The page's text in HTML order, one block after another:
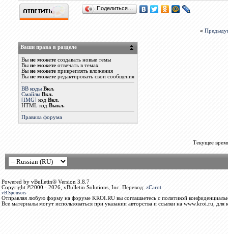
Поделиться…
«
Ваши права в разделе
Вы не можетесоздавать новые темы
Вы не можетеотвечать в темах
Вы не можетеприкреплять вложения
Вы не можетередактировать свои сообщения
BB коды Вкл.
Смайлы Вкл.
[IMG] код Вкл.
HTML код Выкл.
Правила форума
Текущее
Powered by vBulletin® Version 3.8.7
Copyright ©2000 - 2026, vBulletin Solutions, Inc. Перевод: zCarot
vB.Sponsors
Отправляя любую форму на форуме KROI.RU вы соглашаетесь с политикой
Все материалы могут использоваться при указании авторства и ссылки на www.kroi.ru, для